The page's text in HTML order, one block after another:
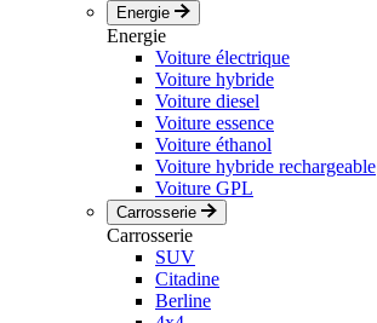
Energie
Energie
Voiture électrique
Voiture hybride
Voiture diesel
Voiture essence
Voiture éthanol
Voiture hybride rechargeable
Voiture GPL
Carrosserie
Carrosserie
SUV
Citadine
Berline